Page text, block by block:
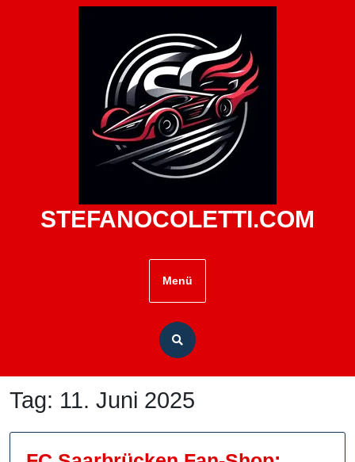
STEFANOCOLETTI.COM
Menü
Tag: 11. Juni 2025